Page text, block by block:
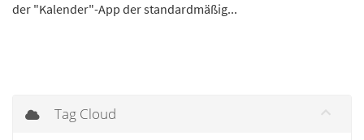
der "Kalender"-App der standardmäßig...
Tag Cloud